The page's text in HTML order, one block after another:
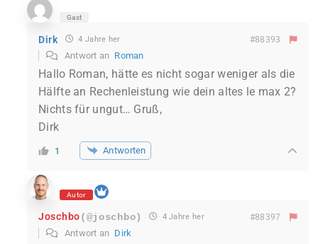
Gast
Dirk 4 Jahre her #88393
Antwort an Roman
Hallo Roman, hätte es nicht sogar weniger als die
Hälfte an Rechenleistung wie dein altes le max 2?
Nichts für ungut… Gruß,
Dirk
1 Antworten
Autor
Joschbo(@joschbo) 4 Jahre her #88397
Antwort an Dirk